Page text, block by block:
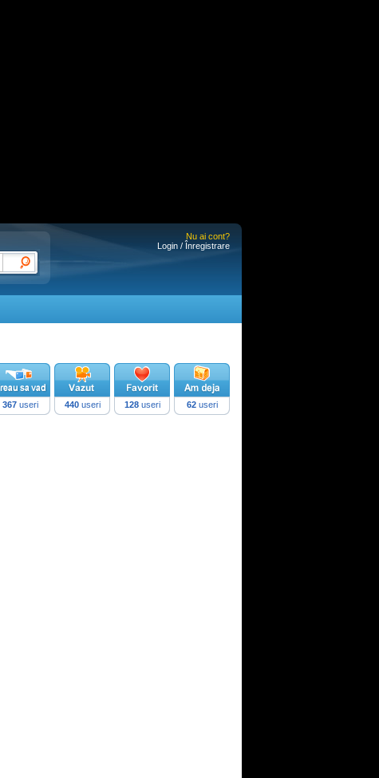
Nu ai cont?
Login / Înregistrare
367 useri 440useri 128useri 62useri